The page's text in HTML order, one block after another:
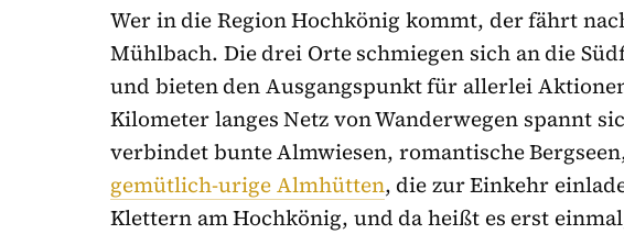
Wer in die Region Hochkönig kommt, der fährt
Mühlbach. Die drei Orte schmiegen sich an die
und bieten den Ausgangspunkt für allerlei
Kilometer langes Netz von Wanderwegen spannt
verbindet bunte Almwiesen, romantische
gemütlich-urige Almhütten, die zur Einkehr
Klettern am Hochkönig, und da heißt es erst